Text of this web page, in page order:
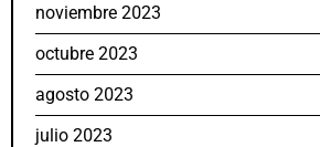
noviembre 2023
octubre 2023
agosto 2023
julio 2023